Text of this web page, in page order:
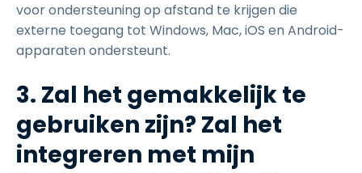
voor ondersteuning op afstand te krijgen die
externe toegang tot Windows, Mac, iOS en Android-
apparaten ondersteunt.
3. Zal het gemakkelijk te
gebruiken zijn? Zal het
integreren met mijn